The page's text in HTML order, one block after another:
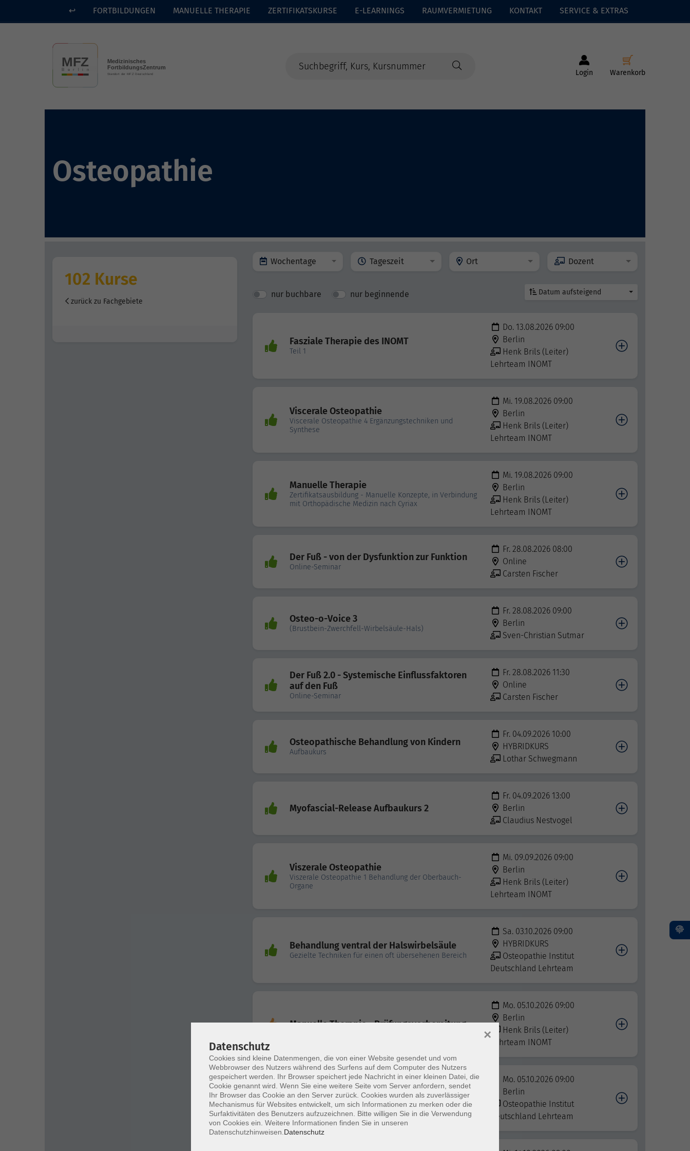
Skip to main content
↩ FORTBILDUNGEN MANUELLE THERAPIE ZERTIFIKATSKURSE E-LEARNINGS RAUMVERMIETUNG KONTAKT SERVICE & EXTRAS
Login Warenkorb
Osteopathie
102 Kurse
zurück zu Fachgebiete
Wochentage Tageszeit Ort Dozent
nur buchbare nur beginnende Datum aufsteigend
Fasziale Therapie des INOMT
Teil 1
Do. 13.08.2026 09:00
Berlin
Henk Brils (Leiter)
Lehrteam INOMT
Viscerale Osteopathie
Viscerale Osteopathie 4 Ergänzungstechniken und
Synthese
Mi. 19.08.2026 09:00
Berlin
Henk Brils (Leiter)
Lehrteam INOMT
Manuelle Therapie
Zertifikatsausbildung - Manuelle Konzepte, in Verbindung
mit Orthopädische Medizin nach Cyriax
Mi. 19.08.2026 09:00
Berlin
Henk Brils (Leiter)
Lehrteam INOMT
Der Fuß - von der Dysfunktion zur Funktion
Online-Seminar
Fr. 28.08.2026 08:00
Online
Carsten Fischer
Osteo-o-Voice 3
(Brustbein-Zwerchfell-Wirbelsäule-Hals)
Fr. 28.08.2026 09:00
Berlin
Sven-Christian Sutmar
Der Fuß 2.0 - Systemische Einflussfaktoren
auf den Fuß
Online-Seminar
Fr. 28.08.2026 11:30
Online
Carsten Fischer
Osteopathische Behandlung von Kindern
Aufbaukurs
Fr. 04.09.2026 10:00
HYBRIDKURS
Lothar Schwegmann
Myofascial-Release Aufbaukurs 2
Fr. 04.09.2026 13:00
Berlin
Claudius Nestvogel
Viszerale Osteopathie
Viszerale Osteopathie 1 Behandlung der Oberbauch-
Organe
Mi. 09.09.2026 09:00
Berlin
Henk Brils (Leiter)
Lehrteam INOMT
Behandlung ventral der Halswirbelsäule
Gezielte Techniken für einen oft übersehenen Bereich
Sa. 03.10.2026 09:00
HYBRIDKURS
Osteopathie Institut
Deutschland Lehrteam
Manuelle Therapie - Prüfungsvorbereitung
Mo. 05.10.2026 09:00
Berlin
Henk Brils (Leiter)
Lehrteam INOMT
Osteoartikuläre Techniken Cervical
Mobilisation von Halswirbelsäule und
Atlantooccipitalgelenk
Mo. 05.10.2026 09:00
Berlin
Osteopathie Institut
Deutschland Lehrteam
Datenschutz
Cookies sind kleine Datenmengen, die von einer Website gesendet und vom
Webbrowser des Nutzers während des Surfens auf dem Computer des Nutzers
gespeichert werden. Ihr Browser speichert jede Nachricht in einer kleinen Datei, die
Cookie genannt wird. Wenn Sie eine weitere Seite vom Server anfordern, sendet
Ihr Browser das Cookie an den Server zurück. Cookies wurden als zuverlässiger
Mechanismus für Websites entwickelt, um sich Informationen zu merken oder die
Surfaktivitäten des Benutzers aufzuzeichnen. Bitte willigen Sie in die Verwendung
von Cookies ein. Weitere Informationen finden Sie in unseren
Datenschutzhinweisen. Datenschutz
×